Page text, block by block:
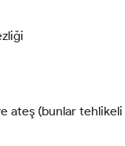
ateş (bunlar tehlikeli